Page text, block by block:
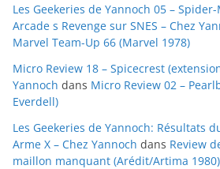
Les Geekeries de Yannoch 05 –
Arcade s Revenge sur SNES – Chez
Marvel Team-Up 66 (Marvel 1978)
Micro Review 18 – Spicecrest
Yannoch dans Micro Review 02 –
Everdell)
Les Geekeries de Yannoch: Résultats
Arme X – Chez Yannoch dans Review
maillon manquant (Arédit/Artima 1980)